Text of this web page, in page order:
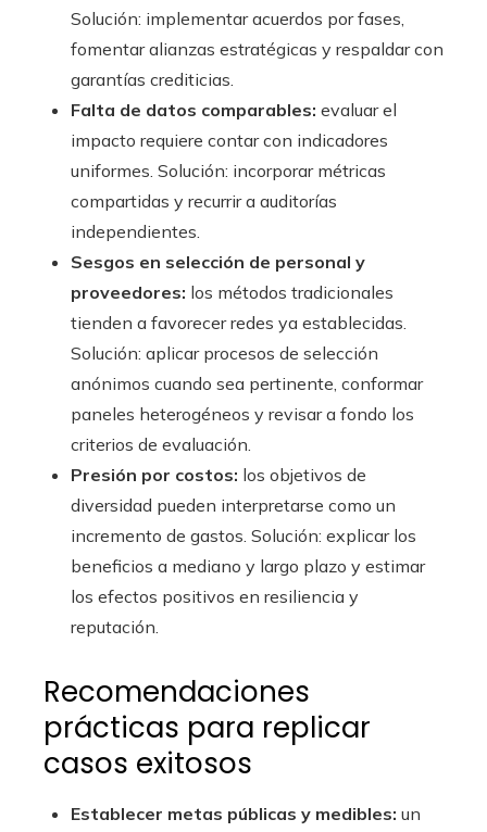
Solución: implementar acuerdos por fases,
fomentar alianzas estratégicas y respaldar con
garantías crediticias.
Falta de datos comparables: evaluar el
impacto requiere contar con indicadores
uniformes. Solución: incorporar métricas
compartidas y recurrir a auditorías
independientes.
Sesgos en selección de personal y
proveedores: los métodos tradicionales
tienden a favorecer redes ya establecidas.
Solución: aplicar procesos de selección
anónimos cuando sea pertinente, conformar
paneles heterogéneos y revisar a fondo los
criterios de evaluación.
Presión por costos: los objetivos de
diversidad pueden interpretarse como un
incremento de gastos. Solución: explicar los
beneficios a mediano y largo plazo y estimar
los efectos positivos en resiliencia y
reputación.
Recomendaciones
prácticas para replicar
casos exitosos
Establecer metas públicas y medibles: un